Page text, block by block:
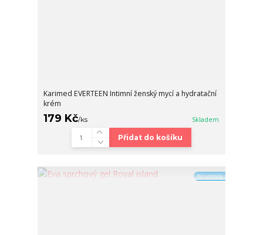
Karimed EVERTEEN Intimní ženský mycí a hydratační
krém
179 Kč/ks Skladem
Přidat do košíku
Novinka